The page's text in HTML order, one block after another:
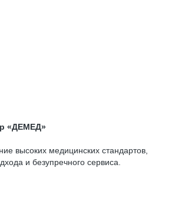
«ДЕМЕД»
высоких медицинских стандартов,
и безупречного сервиса.